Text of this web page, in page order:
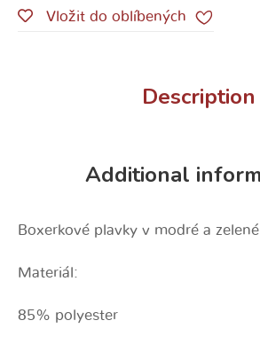
Vložit do oblíbených
Description
Additional
Boxerkové plavky v modré a zelené
Materiál:
85% polyester